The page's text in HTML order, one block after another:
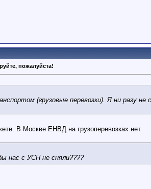
пожалуйста!
(грузовые перевозки). Я ни разу
В Москве ЕНВД на грузоперевозках нет.
нас с УСН не сняли????